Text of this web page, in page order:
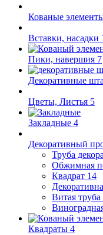
Кованые
Вставки, насадки
Пики, навершия 7
Декоративные
Цветы, Листья 5
Закладные 4
Декоративный
Труба
Обжимная
Квадрат 14
Витая труба
Квадраты 4